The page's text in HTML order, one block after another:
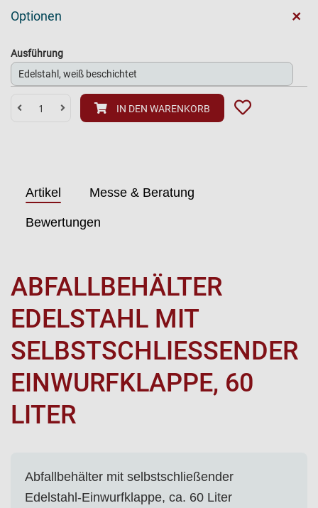
Optionen +
Ausführung
IN DEN WARENKORB
Artikel Messe & Beratung
Bewertungen
ABFALLBEHÄLTER
EDELSTAHL MIT
SELBSTSCHLIESSENDER E
INWURFKLAPPE, 60 L
ITER
Abfallbehälter mit selbstschließender
Edelstahl-Einwurfklappe, ca. 60 Liter